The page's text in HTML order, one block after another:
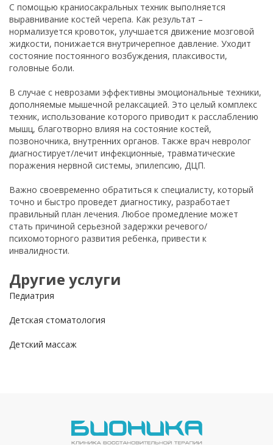
С помощью краниосакральных техник выполняется
выравнивание костей черепа. Как результат –
нормализуется кровоток, улучшается движение мозговой
жидкости, понижается внутричерепное давление. Уходит
состояние постоянного возбуждения, плаксивости,
головные боли.
В случае с неврозами эффективны эмоциональные техники,
дополняемые мышечной релаксацией. Это целый комплекс
техник, использование которого приводит к расслаблению
мышц, благотворно влияя на состояние костей,
позвоночника, внутренних органов. Также врач невролог
диагностирует/лечит инфекционные, травматические
поражения нервной системы, эпилепсию, ДЦП.
Важно своевременно обратиться к специалисту, который
точно и быстро проведет диагностику, разработает
правильный план лечения. Любое промедление может
стать причиной серьезной задержки речевого/
психомоторного развития ребенка, привести к
инвалидности.
Другие услуги
Педиатрия
Детская стоматология
Детский массаж